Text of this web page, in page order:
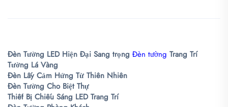
Đèn Tường LED Hiện Đại Sang trọng Đèn tường Trang Trí
Tường Lá Vàng
Đèn Lấy Cảm Hứng Từ Thiên Nhiên
Đèn Tường Cho Biệt Thự
Thiết Bị Chiếu Sáng LED Trang Trí